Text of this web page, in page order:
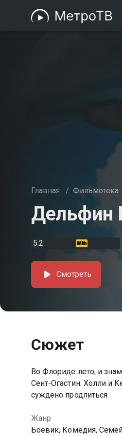
Главная / Фильмотека
Дельфин
5.2
Смотреть
Сюжет
Во Флориде лето, и
Сент-Огастин. Холли и
суждено продлиться
Жанр
Боевик, Комедия,